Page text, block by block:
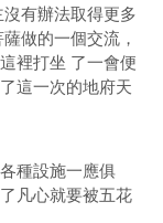
有辦法取得更多
做的一個交流，
裡打坐 了一會便
這一次的地府天
種設施一應俱
凡心就要被五花